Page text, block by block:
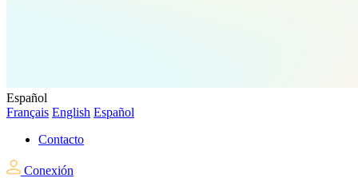
Español
Français English Español
Contacto
Conexión